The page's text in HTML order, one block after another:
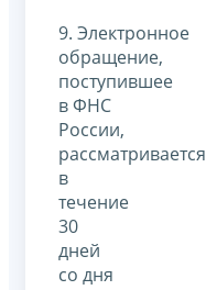
9. Электронное
обращение,
поступившее
в ФНС
России,
рассматривается
в
течение
30
дней
со дня